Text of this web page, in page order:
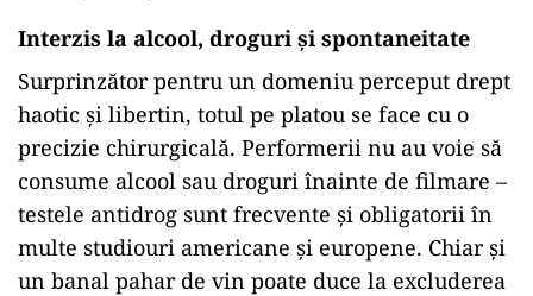
Interzis la alcool, droguri și spontaneitate
Surprinzător pentru un domeniu perceput drept
haotic și libertin, totul pe platou se face cu o
precizie chirurgicală. Performerii nu au voie să
consume alcool sau droguri înainte de filmare –
testele antidrog sunt frecvente și obligatorii în
multe studiouri americane și europene. Chiar și
un banal pahar de vin poate duce la excluderea